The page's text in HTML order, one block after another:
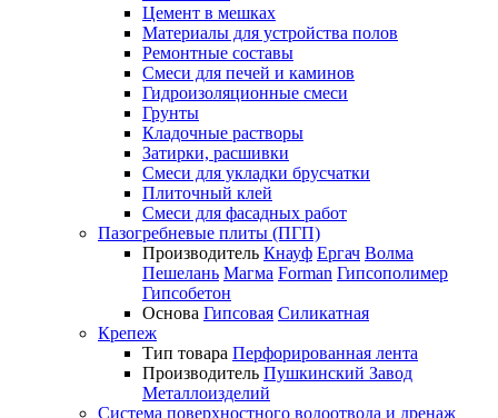
Цемент в мешках
Материалы для устройства полов
Ремонтные составы
Смеси для печей и каминов
Гидроизоляционные смеси
Грунты
Кладочные растворы
Затирки, расшивки
Смеси для укладки брусчатки
Плиточный клей
Смеси для фасадных работ
Пазогребневые плиты (ПГП)
Производитель Кнауф Ергач Волма
Пешелань Магма Forman Гипсополимер
Гипсобетон
Основа Гипсовая Силикатная
Крепеж
Тип товара Перфорированная лента
Производитель Пушкинский Завод
Металлоизделий
Система поверхностного водоотвода и дренаж